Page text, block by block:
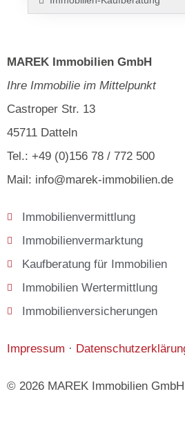
MAREK Immobilien GmbH
Ihre Immobilie im Mittelpunkt
Castroper Str. 13
45711 Datteln
Tel.: +49 (0)156 78 / 772 500
Mail: info@marek-immobilien.de
Immobilienvermittlung
Immobilienvermarktung
Kaufberatung für Immobilien
Immobilien Wertermittlung
Immobilienversicherungen
Impressum ·
© 2026 MAREK Immobilien GmbH